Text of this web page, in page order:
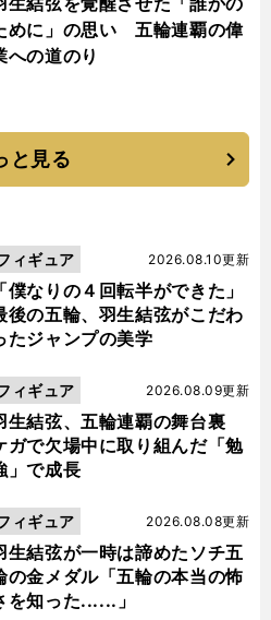
めに」の思い 五輪連覇の偉
への道のり
と見る
「僕なりの４回転半ができた」
後の五輪、羽生結弦がこだわ
たジャンプの美学
2026.08.10更新
ィギュア
生結弦、五輪連覇の舞台裏
ガで欠場中に取り組んだ「勉
」で成長
2026.08.09更新
ィギュア
生結弦が一時は諦めたソチ五
の金メダル「五輪の本当の怖
を知った......」
2026.08.08更新
ィギュア